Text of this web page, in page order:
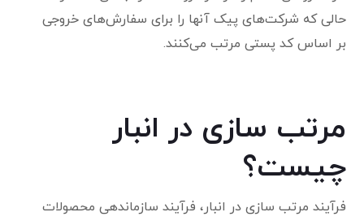
حالی که شرکت‌های پیک آنها را برای سفارش‌های خروجی
بر اساس کد پستی مرتب می‌کنند.
مرتب سازی در انبار
چیست؟
فرآیند مرتب سازی در انبار، فرآیند سازماندهی محصولات